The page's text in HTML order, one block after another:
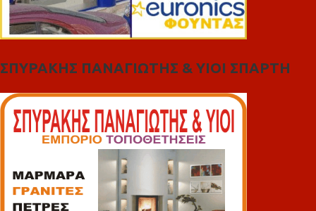
ΣΠΥΡΑΚΗΣ ΠΑΝΑΓΙΩΤΗΣ & YIOI ΣΠΑΡΤΗ